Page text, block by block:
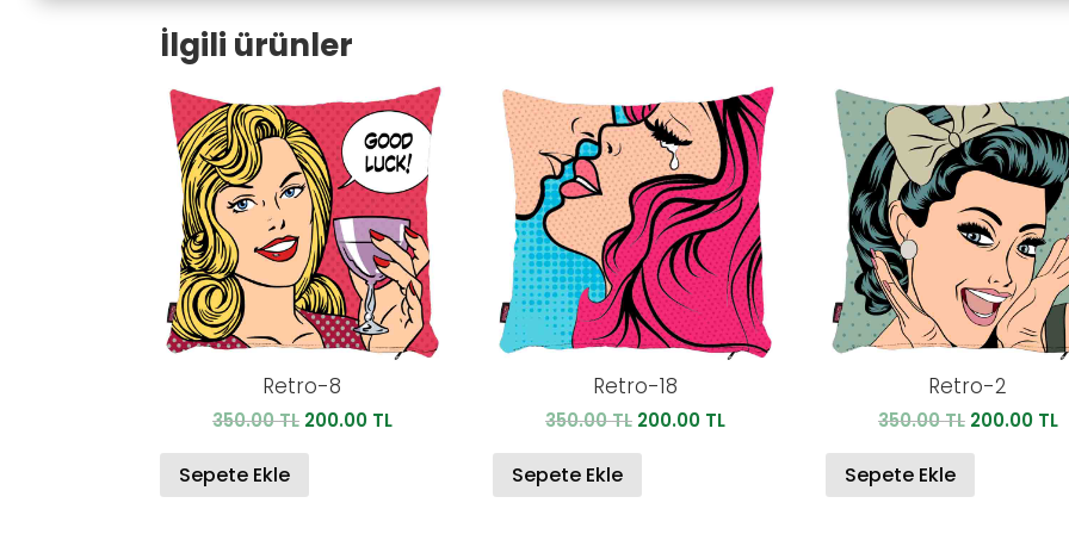
İlgili ürünler
Retro-8
350.00TL Orijinal
200.00 TLŞu
Sepete Ekle
Retro-18
350.00TL Orijinal
200.00 TLŞu
Sepete Ekle
Retro-2
350.00TL Orijinal
200.00 TLŞu
Sepete Ekle